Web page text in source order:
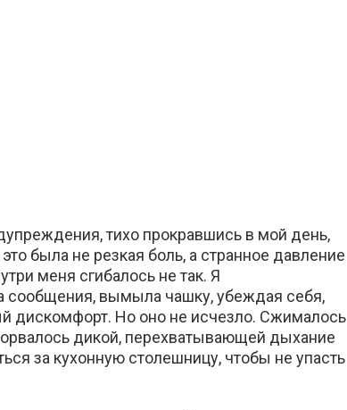
тихо прокравшись в мой день,
была не резкая боль, а странное давление
меня сгибалось не так. Я
сообщения, вымыла чашку, убеждая себя,
дискомфорт. Но оно не исчезло. Сжималось
дикой, перехватывающей дыхание
за кухонную столешницу, чтобы не упасть